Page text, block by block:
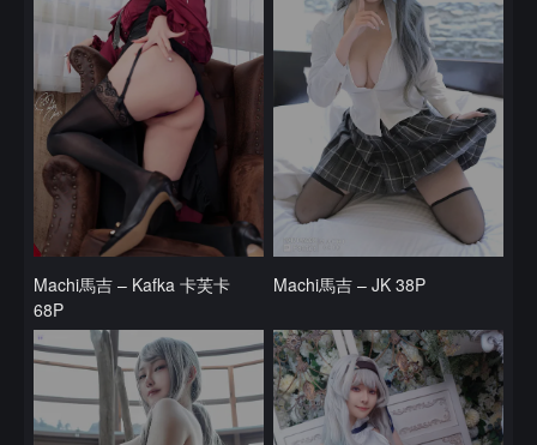
Machi馬吉 – Kafka 卡芙卡
68P
Machi馬吉 – JK 38P